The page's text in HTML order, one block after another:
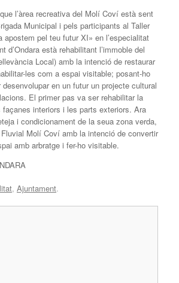
l’àrea recreativa del Molí Coví està sent
Municipal i pels participants al Taller
apostem pel teu futur XI» en l’especialitat
d’Ondara està rehabilitant l’immoble del
Local) amb la intenció de restaurar
les com a espai visitable; posant-ho
en un futur un projecte cultural
El primer pas va ser rehabilitar la
façanes interiors i les parts exteriors. Ara
i condicionament de la seua zona verda,
Molí Coví amb la intenció de convertir
amb arbratge i fer-ho visitable.
, Ajuntament.